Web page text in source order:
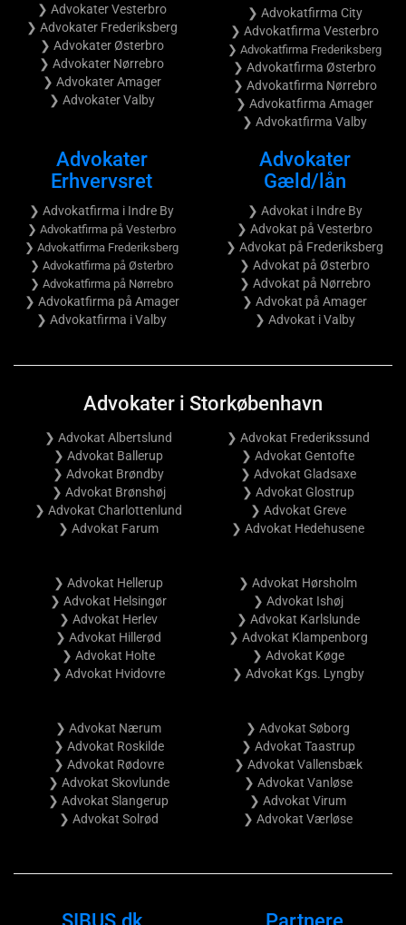
❯ Advokater Vesterbro
❯ Advokater Frederiksberg
❯ Advokater Østerbro
❯ Advokater Nørrebro
❯ Advokater Amager
❯ Advokater Valby
❯ Advokatfirma City
❯ Advokatfirma Vesterbro
❯ Advokatfirma Frederiksberg
❯ Advokatfirma Østerbro
❯ Advokatfirma Nørrebro
❯ Advokatfirma Amager
❯ Advokatfirma Valby
Advokater
Erhvervsret
❯ Advokatfirma i Indre By
❯ Advokatfirma på Vesterbro
❯ Advokatfirma Frederiksberg
❯ Advokatfirma på Østerbro
❯ Advokatfirma på Nørrebro
❯ Advokatfirma på Amager
❯ Advokatfirma i Valby
Advokater
Gæld/lån
❯ Advokat i Indre By
❯ Advokat på Vesterbro
❯ Advokat på Frederiksberg
❯ Advokat på Østerbro
❯ Advokat på Nørrebro
❯ Advokat på Amager
❯ Advokat i Valby
Advokater i Storkøbenhavn
❯ Advokat Albertslund
❯ Advokat Ballerup
❯ Advokat Brøndby
❯ Advokat Brønshøj
❯ Advokat Charlottenlund
❯ Advokat Farum
❯ Advokat Frederikssund
❯ Advokat Gentofte
❯ Advokat Gladsaxe
❯ Advokat Glostrup
❯ Advokat Greve
❯ Advokat Hedehusene
❯ Advokat Hellerup
❯ Advokat Helsingør
❯ Advokat Herlev
❯ Advokat Hillerød
❯ Advokat Holte
❯ Advokat Hvidovre
❯ Advokat Hørsholm
❯ Advokat Ishøj
❯ Advokat Karlslunde
❯ Advokat Klampenborg
❯ Advokat Køge
❯ Advokat Kgs. Lyngby
❯ Advokat Nærum
❯ Advokat Roskilde
❯ Advokat Rødovre
❯ Advokat Skovlunde
❯ Advokat Slangerup
❯ Advokat Solrød
❯ Advokat Søborg
❯ Advokat Taastrup
❯ Advokat Vallensbæk
❯ Advokat Vanløse
❯ Advokat Virum
❯ Advokat Værløse